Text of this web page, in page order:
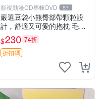
影視動漫CD專輯DVD 57
嚴選豆袋小熊臀部帶顆粒設
計，舒適又可愛的抱枕 毛絨
抱枕、臀部按摩、坐墊
$230 74折
折扣碼